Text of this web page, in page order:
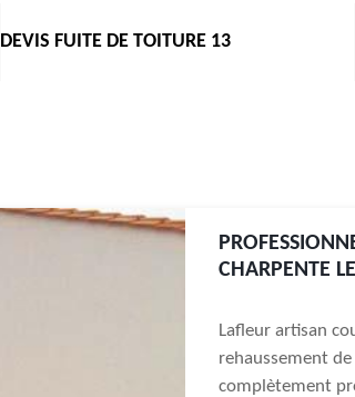
DEVIS FUITE DE TOITURE 13
CHARPENTE
Lafleur artisan
rehaussement
complètement